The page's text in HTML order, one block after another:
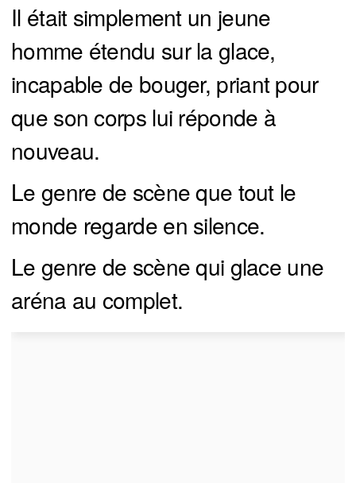
Il était simplement un jeune
homme étendu sur la glace,
incapable de bouger, priant pour
que son corps lui réponde à
nouveau.
Le genre de scène que tout le
monde regarde en silence.
Le genre de scène qui glace une
aréna au complet.